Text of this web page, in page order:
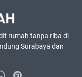
rumah tanpa riba di
Surabaya dan